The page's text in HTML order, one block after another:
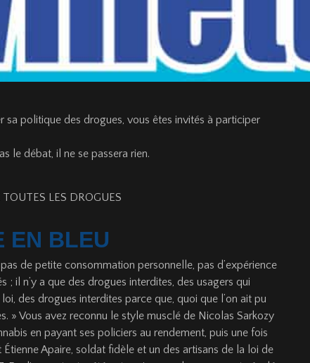
sa politique des drogues, vous êtes invités à participer
le débat, il ne se passera rien.
LES DROGUES
EN BLEU
de petite consommation personnelle, pas d’expérience
; il n’y a que des drogues interdites, des usagers qui
des drogues interdites parce que, quoi que l’on ait pu
» Vous avez reconnu le style musclé de Nicolas Sarkozy
en payant ses policiers au rendement, puis une fois
Apaire, soldat fidèle et un des artisans de la loi de